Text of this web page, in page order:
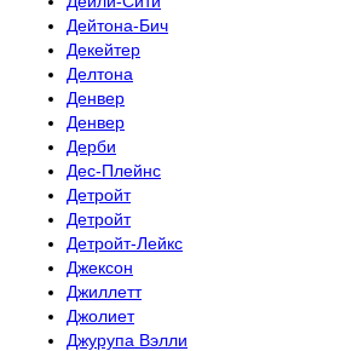
Дейтона-Бич
Декейтер
Делтона
Денвер
Денвер
Дерби
Дес-Плейнс
Детройт
Детройт
Детройт-Лейкс
Джексон
Джиллетт
Джолиет
Джурупа Вэлли